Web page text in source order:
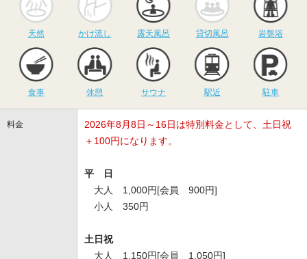
天然 かけ流し 露天風呂 貸切風呂 岩盤浴
食事 休憩
サウナ
サウナ 駅近 駐車
料金
2026年8月8日～16日は特別料金として、土日祝
＋100円になります。
平 日
大人 1,000円[会員 900円]
小人 350円
土日祝
大人 1,150円[会員 1,050円]